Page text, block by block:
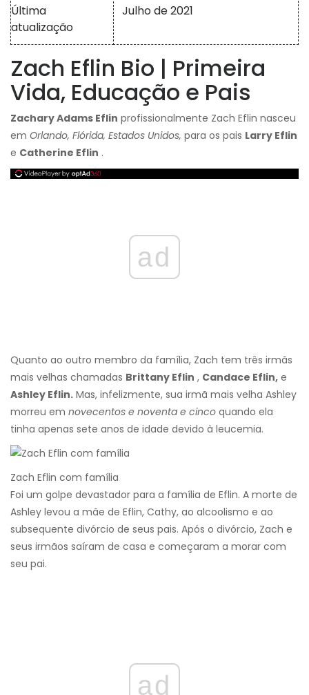
Última
atualização
Julho de 2021
Zach Eflin Bio | Primeira
Vida, Educação e Pais
Zachary Adams Eflin profissionalmente Zach Eflin nasceu
em Orlando, Flórida, Estados Unidos, para os pais Larry Eflin
e Catherine Eflin .
ad
Quanto ao outro membro da família, Zach tem três irmãs
mais velhas chamadas Brittany Eflin , Candace Eflin, e
Ashley Eflin. Mas, infelizmente, sua irmã mais velha Ashley
morreu em novecentos e noventa e cinco quando ela
tinha apenas sete anos de idade devido à leucemia.
Zach Eflin com família
Foi um golpe devastador para a família de Eflin. A morte de
Ashley levou a mãe de Eflin, Cathy, ao alcoolismo e ao
subsequente divórcio de seus pais. Após o divórcio, Zach e
seus irmãos saíram de casa e começaram a morar com
seu pai.
ad